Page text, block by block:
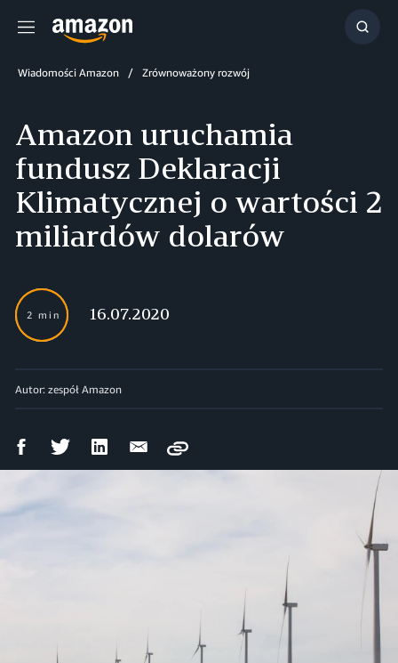
Menu
Wiadomości Amazon Zrównoważony rozwój
Amazon uruchamia
fundusz Deklaracji
Klimatycznej o wartości 2
miliardów dolarów
2 min 16.07.2020
Autor: zespół Amazon
UdostępnijUdostępnijUdostępnij
Wyślij
Copy